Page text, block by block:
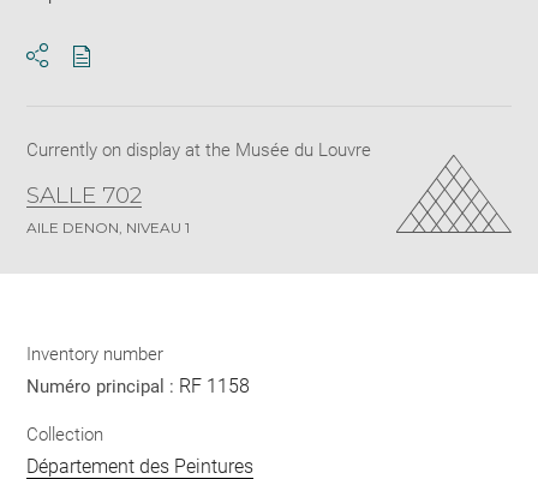
Currently on display at the Musée du Louvre
SALLE 702
AILE DENON, NIVEAU 1
Inventory number
Numéro principal : RF 1158
Collection
Département des Peintures